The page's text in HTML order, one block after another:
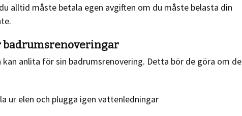
alltid måste betala egen avgiften om du måste belasta din
badrumsrenoveringar
anlita för sin badrumsrenovering. Detta bör de göra om de
ur elen och plugga igen vattenledningar